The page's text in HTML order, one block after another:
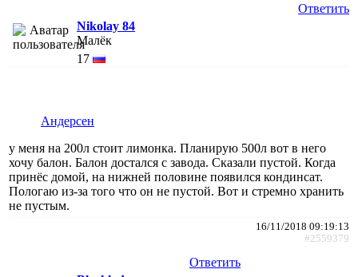
Ответить
Nikolay 84
Малёк
17
Андерсен
у меня на 200л стоит лимонка. Планирую 500л вот в него
хочу балон. Балон достался с завода. Сказали пустой. Когда
принёс домой, на нижней половине появился кондинсат.
Пологаю из-за того что он не пустой. Вот и стремно хранить
не пустым.
16/11/2018 09:19:13
#2559379
Ответить